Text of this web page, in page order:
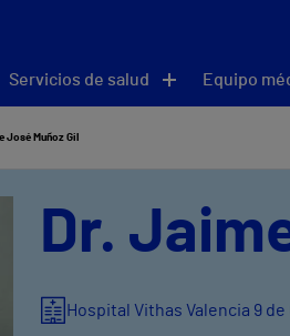
Servicios de salud Equipo
José Muñoz Gil
Dr.
Hospital Vithas Valencia 9